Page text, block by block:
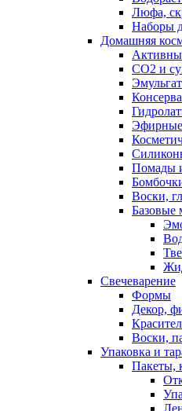
Люфа,
Наборы
Домашняя
СО2 и
Эфирные
Помады
Воски,
Базовые
Свечеварение
Формы
Декор,
Воски,
Упаковка и
Пакеты,